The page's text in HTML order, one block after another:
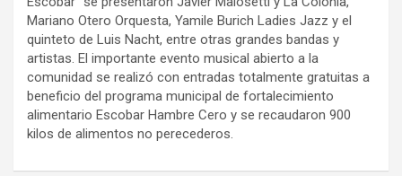
Mariano Otero Orquesta, Yamile Burich Ladies Jazz y el
quinteto de Luis Nacht, entre otras grandes bandas y
artistas. El importante evento musical abierto a la
comunidad se realizó con entradas totalmente gratuitas a
beneficio del programa municipal de fortalecimiento
alimentario Escobar Hambre Cero y se recaudaron 900
kilos de alimentos no perecederos.